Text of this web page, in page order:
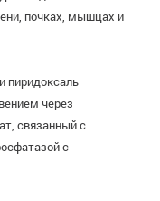
почках, мышцах и
пиридоксаль
через
связанный с
с